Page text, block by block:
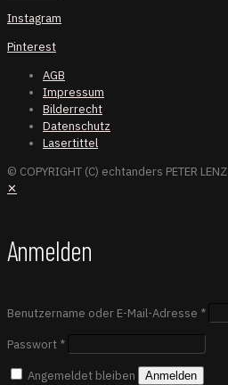
Instagram
Pinterest
AGB
Impressum
Bilderrecht
Datenschutz
Lasertittel
© COPYRIGHT (C) echtanders PETER LENZ
✕
Anmelden
Benutzername oder E-Mail-Adresse *
Passwort *
Angemeldet bleiben Anmelden